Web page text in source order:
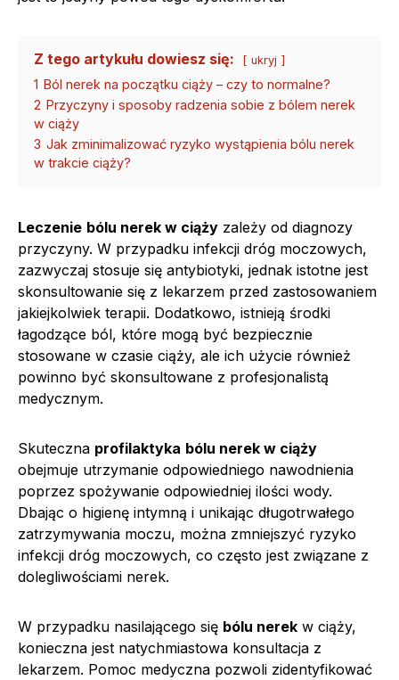
Z tego artykułu dowiesz się: ukryj
1 Ból nerek na początku ciąży – czy to normalne?
2 Przyczyny i sposoby radzenia sobie z bólem nerek
w ciąży
3 Jak zminimalizować ryzyko wystąpienia bólu nerek
w trakcie ciąży?
Leczenie bólu nerek w ciąży zależy od diagnozy
przyczyny. W przypadku infekcji dróg moczowych,
zazwyczaj stosuje się antybiotyki, jednak istotne jest
skonsultowanie się z lekarzem przed zastosowaniem
jakiejkolwiek terapii. Dodatkowo, istnieją środki
łagodzące ból, które mogą być bezpiecznie
stosowane w czasie ciąży, ale ich użycie również
powinno być skonsultowane z profesjonalistą
medycznym.
Skuteczna profilaktyka bólu nerek w ciąży
obejmuje utrzymanie odpowiedniego nawodnienia
poprzez spożywanie odpowiedniej ilości wody.
Dbając o higienę intymną i unikając długotrwałego
zatrzymywania moczu, można zmniejszyć ryzyko
infekcji dróg moczowych, co często jest związane z
dolegliwościami nerek.
W przypadku nasilającego się bólu nerek w ciąży,
konieczna jest natychmiastowa konsultacja z
lekarzem. Pomoc medyczna pozwoli zidentyfikować